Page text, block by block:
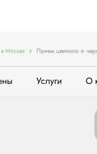
Москве Прием цветного и
Услуги О